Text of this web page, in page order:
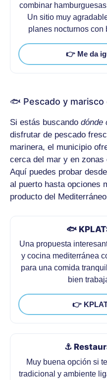
combinar
Un sitio muy
planes nocturnos con
👉 Me da
🐟 Pescado y marisco
Si estás buscando dónde
disfrutar de pescado
marinera, el municipio
cerca del mar y en zonas
Aquí puedes probar
al puerto hasta opciones
producto del
🐟
Una propuesta
y cocina mediterránea
para una comida
bien
👉
⚓
Muy buena opción si
tradicional y ambiente